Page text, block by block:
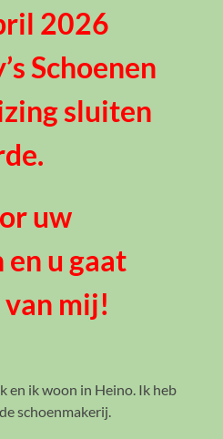
2026
Schoenen
sluiten
uw
u gaat
mij!
en ik woon in Heino. Ik heb
schoenmakerij.